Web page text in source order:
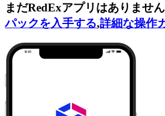
まだRedExアプリはありませ
パックを入手する,詳細な操作